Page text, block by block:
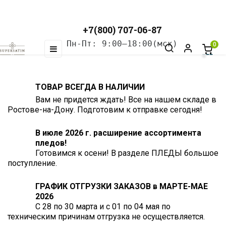
Toggle
☰
+7(800) 707-06-87
Пн-Пт: 9:00–18:00(мск) 0
ТОВАР ВСЕГДА В НАЛИЧИИ
Вам не придется ждать! Все на нашем складе в
Ростове-на-Дону. Подготовим к отправке сегодня!
В июле 2026 г. расширение ассортимента
пледов!
Готовимся к осени! В разделе ПЛЕДЫ большое
поступление.
ГРАФИК ОТГРУЗКИ ЗАКАЗОВ в МАРТЕ-МАЕ
2026
С 28 по 30 марта и с 01 по 04 мая по
техническим причинам отгрузка не осуществляется.